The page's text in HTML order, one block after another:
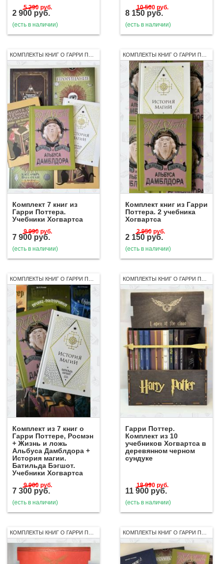
5 290 руб.
2 900 руб.
(есть в наличии)
10 500 руб.
8 150 руб.
(есть в наличии)
Комплект 7 книг из
Гарри Поттера.
Учебники Хогвартса
9 990 руб.
7 900 руб.
(есть в наличии)
Комплект книг из Гарри
Поттера. 2 учебника
Хогвартса
2 950 руб.
2 150 руб.
(есть в наличии)
КОМПЛЕКТЫ КНИГ О ГАРРИ ПОТТЕРЕ
Комплект из 7 книг о
Гарри Поттере, Росмэн
+ Жизнь и ложь
Альбуса Дамблдора +
История магии.
Батильда Бэгшот.
Учебники Хогвартса
9 900 руб.
7 300 руб.
(есть в наличии)
КОМПЛЕКТЫ КНИГ О ГАРРИ ПОТТЕРЕ
Гарри Поттер.
Комплект из 10
учебников Хогвартса в
деревянном черном
сундуке
18 990 руб.
11 900 руб.
(есть в наличии)
КОМПЛЕКТЫ КНИГ О ГАРРИ ПОТТЕРЕ КОМПЛЕКТЫ КНИГ О ГАРРИ ПОТТЕРЕ